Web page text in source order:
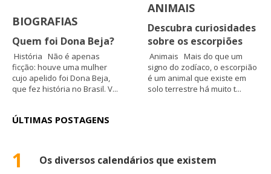
BIOGRAFIAS
Quem foi Dona Beja?
História Não é apenas
ficção: houve uma mulher
cujo apelido foi Dona Beja,
que fez história no Brasil. V...
ANIMAIS
Descubra curiosidades
sobre os escorpiões
Animais Mais do que um
signo do zodíaco, o escorpião
é um animal que existe em
solo terrestre há muito t...
ÚLTIMAS POSTAGENS
1 Os diversos calendários que existem